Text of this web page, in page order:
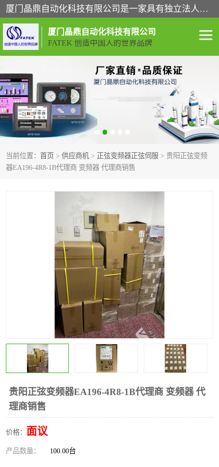
厦门晶鼎自动化科技有限公司是一家具有独立法人资格的高新技术企业；代理销售的产品有台湾威纶触摸屏，魏德米勒全系列，永宏触摸屏,威纶触摸屏,台湾威纶weinview触摸屏,台湾永宏PLC，FATEK,永宏伺服,图儿克总线，施耐德，欧姆龙，西门子，富士变频，K&N蓝系列， BUSSMANN，松下变频器，丹佛斯变频器等。
厦门晶鼎自动化科技有限公司
FATEK 创造中国人的世界品牌
当前位置： 首页 > 供应商机 > 正弦变频器正弦伺服 > 贵阳正弦变频
器EA196-4R8-1B代理商 变频器 代理商销售
贵阳正弦变频器EA196-4R8-1B代理商 变频器 代
理商销售
价格： 面议
产品数量： 100.00台
闽台永宏PLC WEINVIEW闽台威纶触摸
正弦变频器正弦伺服 魏德米勒接线端子
ABB电流开关 魏德米勒电源
丹佛斯变频器 MOXA通讯模块
其他
安士能开关
普洛菲斯触摸屏
魏德米勒继电器 施迈赛限位开关